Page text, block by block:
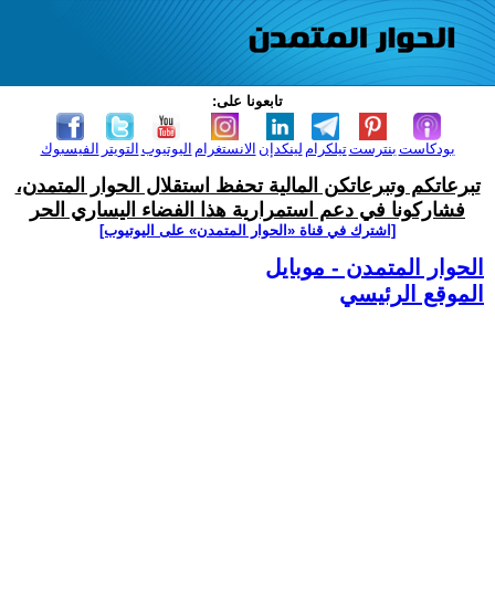
تابعونا على:
الفيسبوك التويتر اليوتيوب الانستغرام لينكدإن تيلكرامبنترست بودكاست
تبرعاتكم وتبرعاتكن المالية تحفظ استقلال الحوار المتمدن،
فشاركونا في دعم استمرارية هذا الفضاء اليساري الحر
[اشترك في قناة ‫«الحوار المتمدن» على اليوتيوب]
الحوار المتمدن - موبايل
الموقع الرئيسي